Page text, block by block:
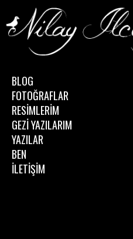
BLOG
FOTOĞRAFLAR
RESİMLERİM
GEZİ YAZILARIM
YAZILAR
BEN
İLETİŞİM